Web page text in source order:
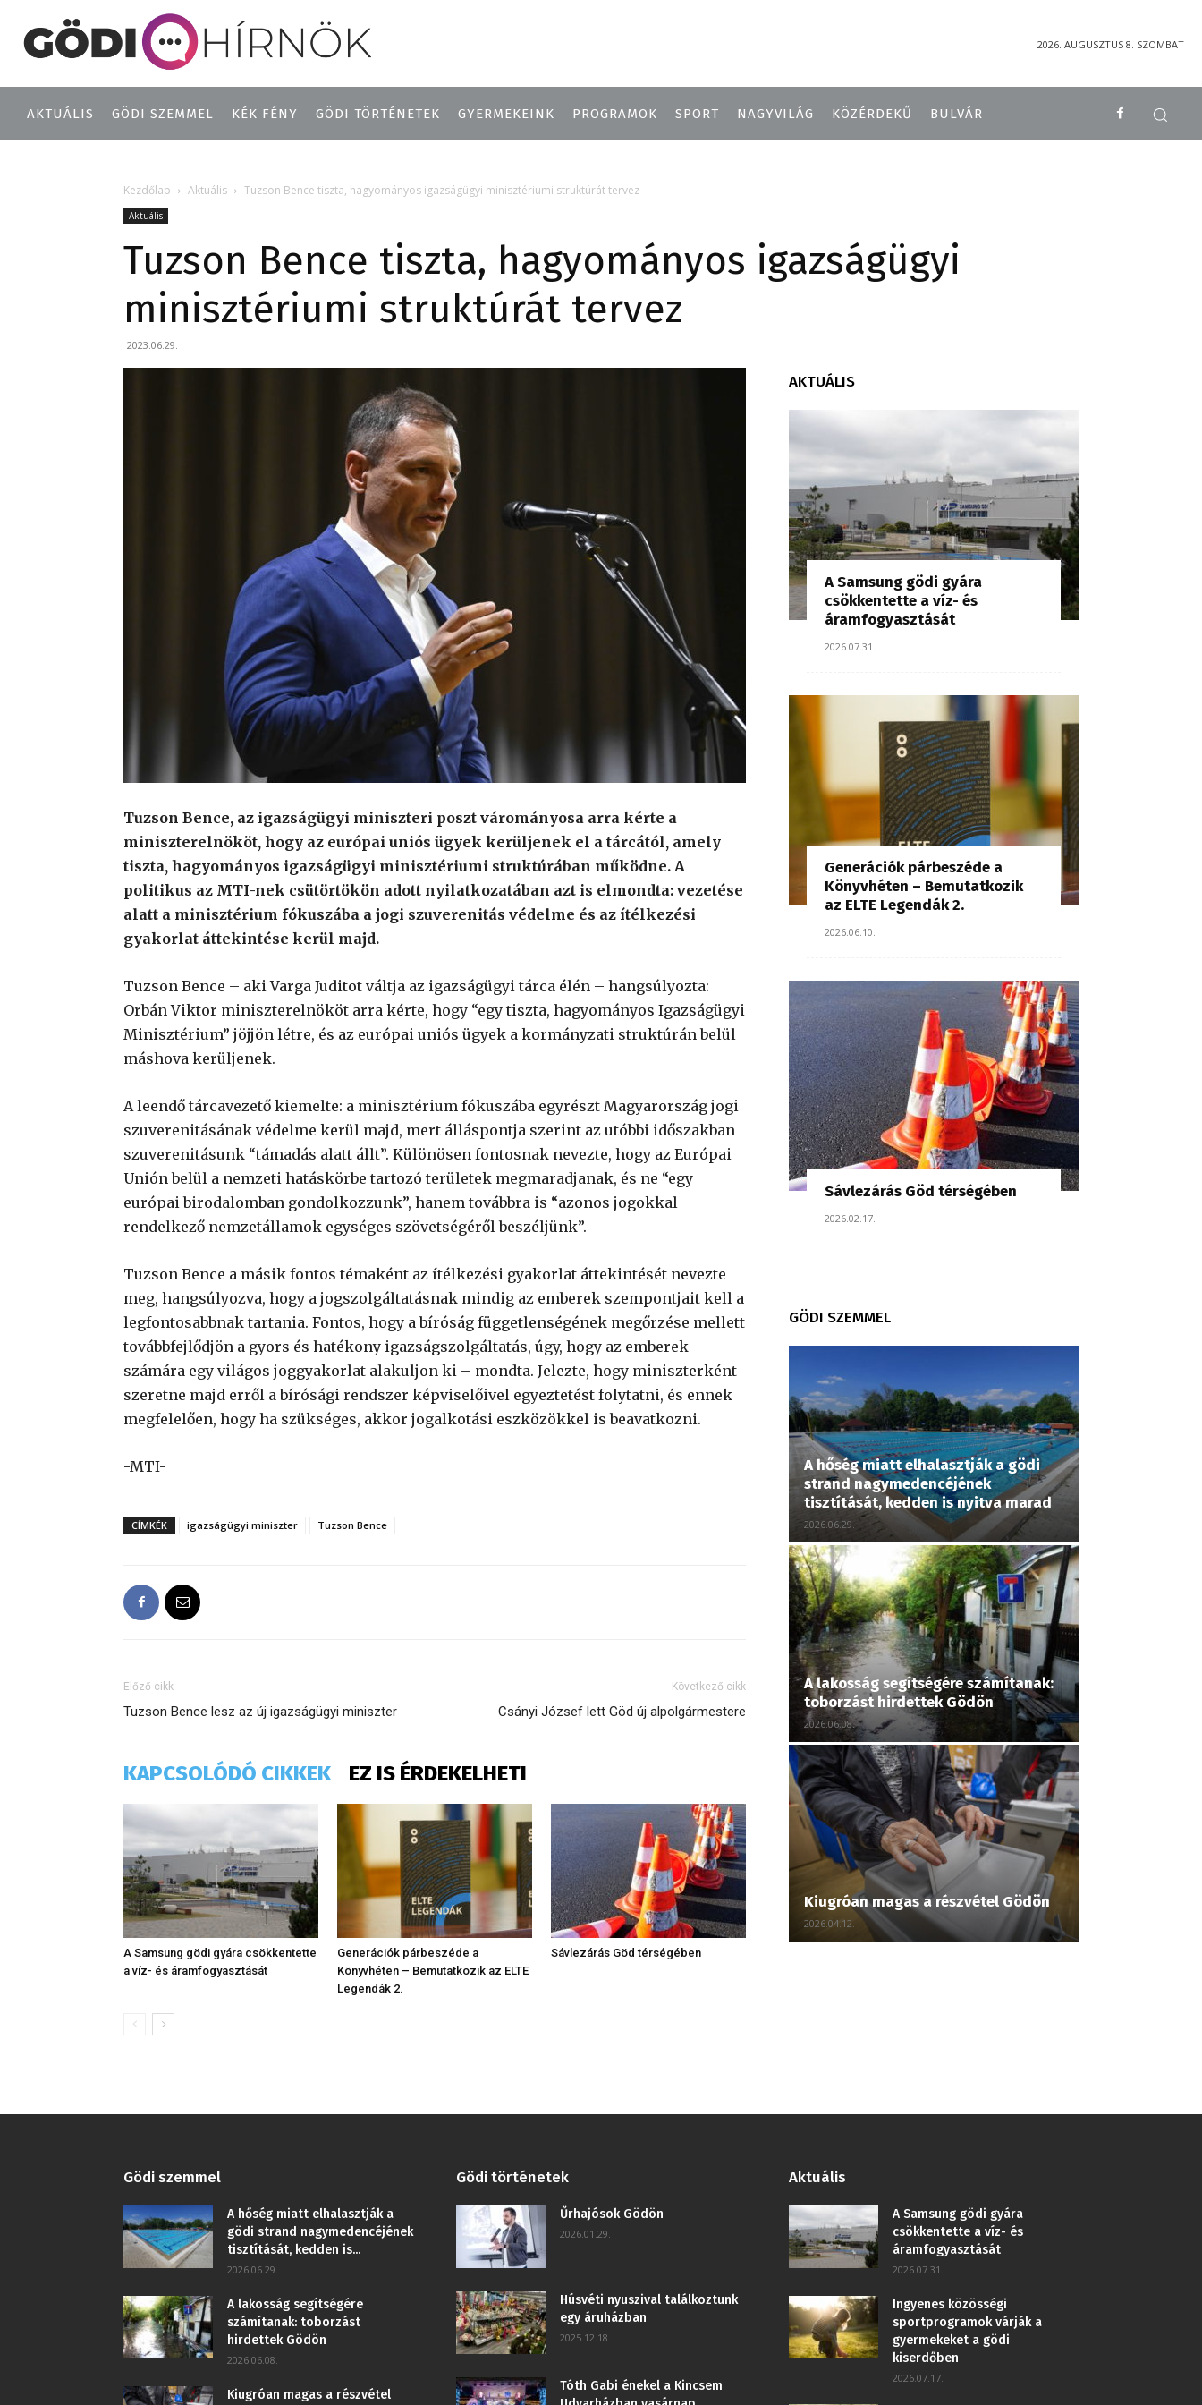
2026. AUGUSZTUS 8. SZOMBAT
AKTUÁLIS GÖDI SZEMMEL KÉK FÉNY GÖDI TÖRTÉNETEK GYERMEKEINK PROGRAMOK SPORT NAGYVILÁG KÖZÉRDEKŰ BULVÁR
Kezdőlap Aktuális Tuzson Bence tiszta, hagyományos igazságügyi minisztériumi struktúrát tervez
Aktuális
Tuzson Bence tiszta, hagyományos igazságügyi
minisztériumi struktúrát tervez
2023.06.29.
Tuzson Bence, az igazságügyi miniszteri poszt várományosa arra kérte a
miniszterelnököt, hogy az európai uniós ügyek kerüljenek el a tárcától, amely
tiszta, hagyományos igazságügyi minisztériumi struktúrában működne. A
politikus az MTI-nek csütörtökön adott nyilatkozatában azt is elmondta: vezetése
alatt a minisztérium fókuszába a jogi szuverenitás védelme és az ítélkezési
gyakorlat áttekintése kerül majd.
Tuzson Bence – aki Varga Juditot váltja az igazságügyi tárca élén – hangsúlyozta:
Orbán Viktor miniszterelnököt arra kérte, hogy “egy tiszta, hagyományos Igazságügyi
Minisztérium” jöjjön létre, és az európai uniós ügyek a kormányzati struktúrán belül
máshova kerüljenek.
A leendő tárcavezető kiemelte: a minisztérium fókuszába egyrészt Magyarország jogi
szuverenitásának védelme kerül majd, mert álláspontja szerint az utóbbi időszakban
szuverenitásunk “támadás alatt állt”. Különösen fontosnak nevezte, hogy az Európai
Unión belül a nemzeti hatáskörbe tartozó területek megmaradjanak, és ne “egy
európai birodalomban gondolkozzunk”, hanem továbbra is “azonos jogokkal
rendelkező nemzetállamok egységes szövetségéről beszéljünk”.
Tuzson Bence a másik fontos témaként az ítélkezési gyakorlat áttekintését nevezte
meg, hangsúlyozva, hogy a jogszolgáltatásnak mindig az emberek szempontjait kell a
legfontosabbnak tartania. Fontos, hogy a bíróság függetlenségének megőrzése mellett
továbbfejlődjön a gyors és hatékony igazságszolgáltatás, úgy, hogy az emberek
számára egy világos joggyakorlat alakuljon ki – mondta. Jelezte, hogy miniszterként
szeretne majd erről a bírósági rendszer képviselőivel egyeztetést folytatni, és ennek
megfelelően, hogy ha szükséges, akkor jogalkotási eszközökkel is beavatkozni.
-MTI-
CÍMKÉK igazságügyi miniszter Tuzson Bence
Előző cikk
​Tuzson Bence lesz az új igazságügyi miniszter
Következő cikk
Csányi József lett Göd új alpolgármestere
KAPCSOLÓDÓ CIKKEK EZ IS ÉRDEKELHETI
A Samsung gödi gyára csökkentette
a víz- és áramfogyasztását
Generációk párbeszéde a
Könyvhéten – Bemutatkozik az ELTE
Legendák 2.
Sávlezárás Göd térségében
AKTUÁLIS
A Samsung gödi gyára
csökkentette a víz- és
áramfogyasztását
2026.07.31.
Generációk párbeszéde a
Könyvhéten – Bemutatkozik
az ELTE Legendák 2.
2026.06.10.
Sávlezárás Göd térségében
2026.02.17.
GÖDI SZEMMEL
A hőség miatt elhalasztják a gödi
strand nagymedencéjének
tisztítását, kedden is nyitva marad
2026.06.29.
A lakosság segítségére számítanak:
toborzást hirdettek Gödön
2026.06.08.
Kiugróan magas a részvétel Gödön
2026.04.12.
Gödi szemmel
A hőség miatt elhalasztják a
gödi strand nagymedencéjének
tisztítását, kedden is...
2026.06.29.
A lakosság segítségére
számítanak: toborzást
hirdettek Gödön
2026.06.08.
Kiugróan magas a részvétel
Gödi történetek
Űrhajósok Gödön
2026.01.29.
Húsvéti nyuszival találkoztunk
egy áruházban
2025.12.18.
Tóth Gabi énekel a Kincsem
Aktuális
A Samsung gödi gyára
csökkentette a víz- és
áramfogyasztását
2026.07.31.
Ingyenes közösségi
sportprogramok várják a
gyermekeket a gödi
kiserdőben
2026.07.17.